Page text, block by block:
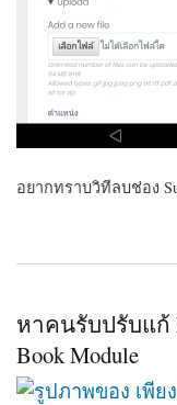
อยากทราบวิทีลบช่อง
about ต้อง
หาคนรับปรับแก้
Book Module